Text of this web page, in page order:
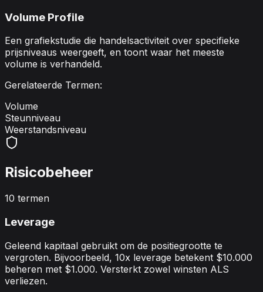
Volume Profile
Een grafiekstudie die handelsactiviteit over specifieke
prijsniveaus weergeeft, en toont waar het meeste
volume is verhandeld.
Gerelateerde Termen:
Volume
Steunniveau
Weerstandsniveau
Risicobeheer
10 termen
Leverage
Geleend kapitaal gebruikt om de positiegrootte te
vergroten. Bijvoorbeeld, 10x leverage betekent $10.000
beheren met $1.000. Versterkt zowel winsten ALS
verliezen.